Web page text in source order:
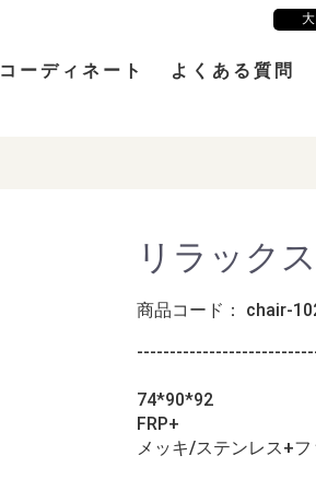
コーディネート よくある質問
リラック
商品コード： chair-
74*90*92
FRP+
メッキ/ステンレス+フ